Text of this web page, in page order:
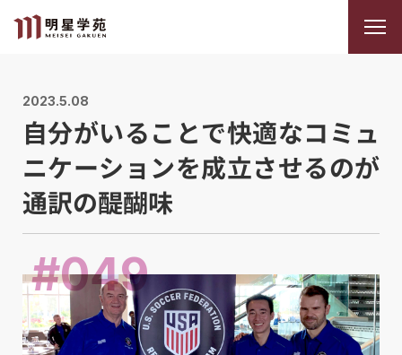
2023.5.08
自分がいることで快適なコミュ
ニケーションを成立させるのが
通訳の醍醐味
#049